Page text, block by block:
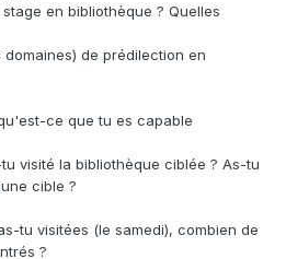
en bibliothèque ? Quelles
de prédilection en
ce que tu es capable
visité la bibliothèque ciblée ? As-tu
cible ?
tu visitées (le samedi), combien de
?